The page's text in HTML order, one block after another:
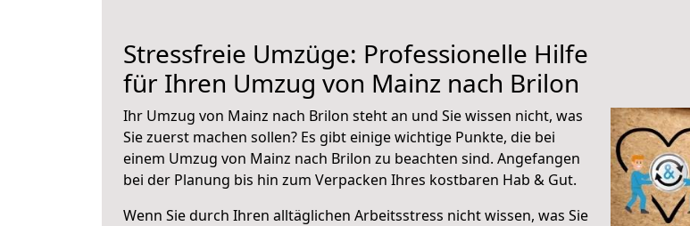
Stressfreie Umzüge: Professionelle Hilfe
für Ihren Umzug von Mainz nach Brilon
Ihr Umzug von Mainz nach Brilon steht an und Sie wissen nicht, was
Sie zuerst machen sollen? Es gibt einige wichtige Punkte, die bei
einem Umzug von Mainz nach Brilon zu beachten sind. Angefangen
bei der Planung bis hin zum Verpacken Ihres kostbaren Hab & Gut.
Wenn Sie durch Ihren alltäglichen Arbeitsstress nicht wissen, was Sie